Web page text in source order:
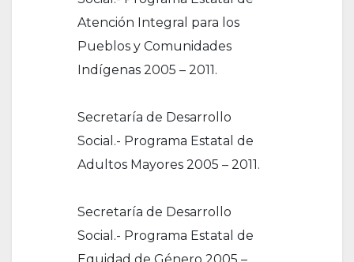
Atención Integral para los
Pueblos y Comunidades
Indígenas 2005 – 2011.
Secretaría de Desarrollo
Social.- Programa Estatal de
Adultos Mayores 2005 – 2011.
Secretaría de Desarrollo
Social.- Programa Estatal de